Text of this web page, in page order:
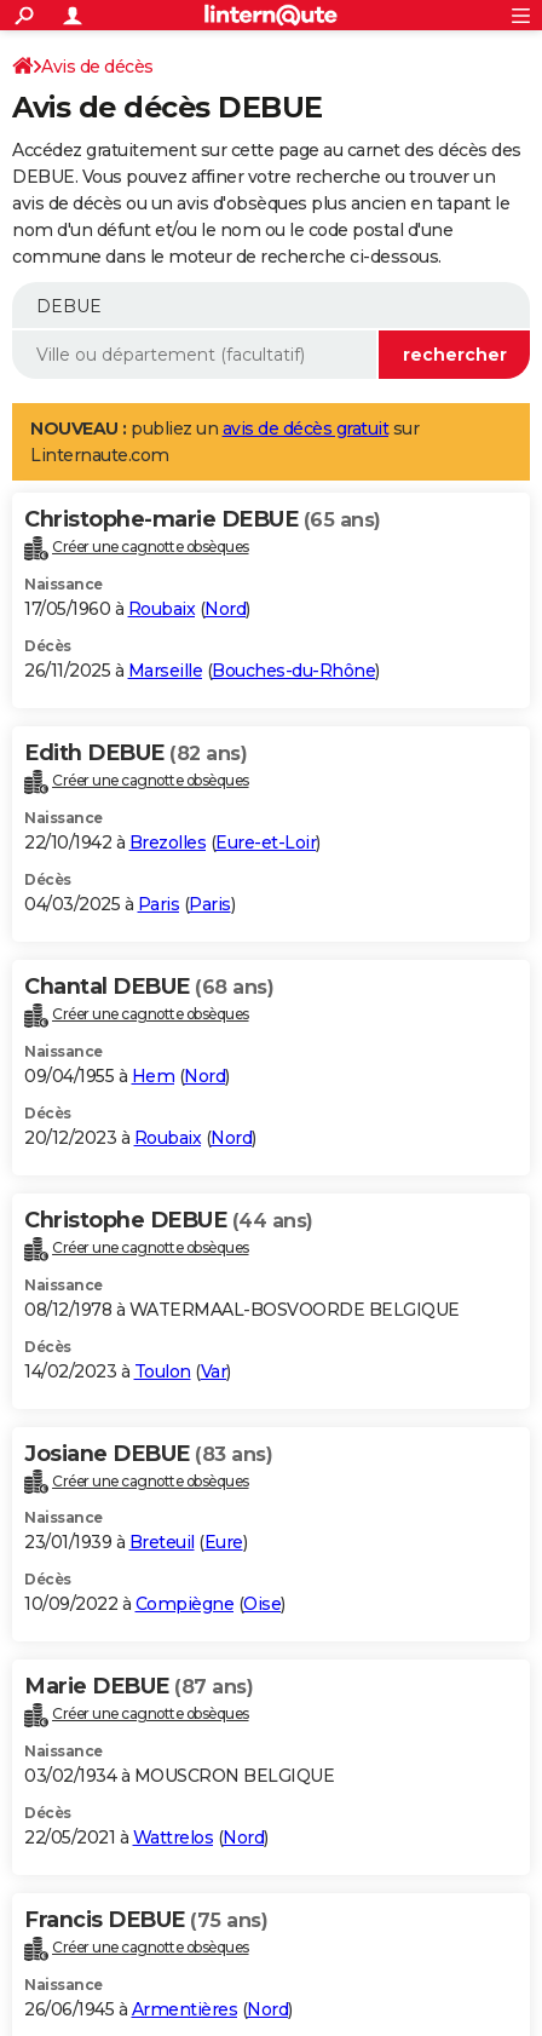
ACTUALITÉS
Politique
Société
Faits Divers
Education
Monde
Villes
+
SPORT
Coupe du monde 2026
Football
Tennis
Cyclisme
Rugby
Forum
Programme TV
TNT
Streaming
Cinéma
Sorties cinéma
Musique
+
FINANCE
Retraite
Epargne
Immobilier
Risques naturels par ville
Banque
Assurance
AUTO
Essais
Réserver un essai
Citadines
Berlines
SUV
Forum auto
+
Mobiles
Meilleur smartphone
Internet
Ordinateurs
Jeux vidéo
Guide high-tech
Aménagement intérieur
LIFESTYLE
Art de vivre
Bien-être
Loisirs
Mode
Modes de vie
Alimentation
Guide de la santé
Maladies
Médicaments
Sommeil
VOYAGE
Destinations
City break
Voyage nature
Voyage de noces
Forum
Climat
+PHOTO
GUIDES D'ACHAT
BONS PLANS
Carte de Noël
Carte Bonne année
Carte Saint-Valentin
Carte Pâques
Carte d'anniversaire
DICTIONNAIRE
Dictionnaire
Biographies
Citations
Expressions
Proverbes
PROGRAMME TV
S'inscrire
Se connecter
Lycées
Collèges
Primaires
Universités
Entreprises
Service militaire
Avis de recherche
AVIS DE DÉCÈS
Bricolage
Lifestyle
Culture
Sport
Auto
Television
Voyage
Cinema
Avis de décès
Avis de décès DEBUE
Accédez gratuitement sur cette page au carnet des décès des
DEBUE. Vous pouvez affiner votre recherche ou trouver un
avis de décès ou un avis d'obsèques plus ancien en tapant le
nom d'un défunt et/ou le nom ou le code postal d'une
commune dans le moteur de recherche ci-dessous.
NOUVEAU : publiez un avis de décès gratuitsur
Linternaute.com
Christophe-marie DEBUE (65 ans)
Créer une cagnotte obsèques
Naissance
17/05/1960 à Roubaix(Nord)
Décès
26/11/2025 à Marseille (Bouches-du-Rhône)
Edith DEBUE (82 ans)
Créer une cagnotte obsèques
Naissance
22/10/1942 à Brezolles (Eure-et-Loir)
Décès
04/03/2025 à Paris (Paris)
Chantal DEBUE (68 ans)
Créer une cagnotte obsèques
Naissance
09/04/1955 à Hem (Nord)
Décès
20/12/2023 à Roubaix(Nord)
Christophe DEBUE (44 ans)
Créer une cagnotte obsèques
Naissance
08/12/1978 à WATERMAAL-BOSVOORDE BELGIQUE
Décès
14/02/2023 à Toulon (Var)
Josiane DEBUE (83 ans)
Créer une cagnotte obsèques
Naissance
23/01/1939 à Breteuil (Eure)
Décès
10/09/2022 à Compiègne (Oise)
Marie DEBUE (87 ans)
Créer une cagnotte obsèques
Naissance
03/02/1934 à MOUSCRON BELGIQUE
Décès
22/05/2021 à Wattrelos (Nord)
Francis DEBUE (75 ans)
Créer une cagnotte obsèques
Naissance
26/06/1945 à Armentières (Nord)